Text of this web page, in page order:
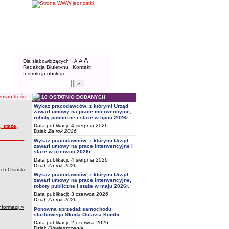
BIP - Powiatowy Urząd Pracy w
Menu dodatkowe
Dla słabowidzących A pomniejsz czcionkę
A standardowy rozmiar czcionki
A
Redakcja Biuletynu
Kontakt
Instrukcja obsługi
Wyszukiwarka artykułów
treści
staże,
Osiński
»
10 OSTATNIO DODANYCH
Wykaz pracodawców, z którymi Urząd
zawarł umowy na prace interwencyjne,
roboty publiczne i staże w lipcu 2026r.
Data publikacji: 4 sierpnia 2026
Dział: Za rok 2026
Wykaz pracodawców, z którymi Urząd
zawarł umowy na prace interwencyjne i
staże w czerwcu 2026r.
Data publikacji: 4 sierpnia 2026
Dział: Za rok 2026
Wykaz pracodawców, z którymi Urząd
zawarł umowy na prace interwencyjne,
roboty publiczne i staże w maju 2026r.
Data publikacji: 3 czerwca 2026
Dział: Za rok 2026
Ponowna sprzedaż samochodu
służbowego Skoda Octavia Kombi
Data publikacji: 2 czerwca 2026